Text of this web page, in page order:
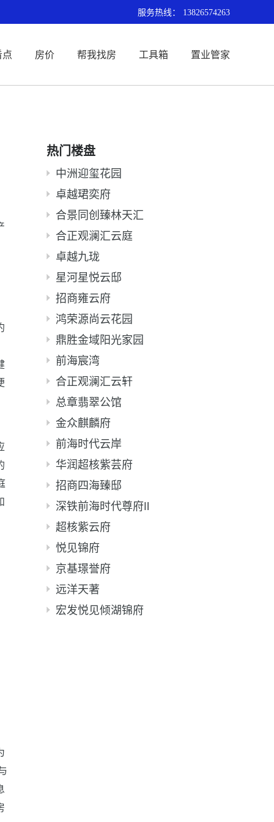
服务热线： 13826574263
房价 帮我找房 工具箱 置业管家
热门楼盘
中洲迎玺花园
卓越珺奕府
合景同创臻林天汇
合正观澜汇云庭
卓越九珑
星河星悦云邸
招商雍云府
鸿荣源尚云花园
鼎胜金域阳光家园
前海宸湾
合正观澜汇云轩
总章翡翠公馆
金众麒麟府
前海时代云岸
华润超核紫芸府
招商四海臻邸
深铁前海时代尊府Ⅱ
超核紫云府
悦见锦府
京基璟誉府
远洋天著
宏发悦见倾湖锦府